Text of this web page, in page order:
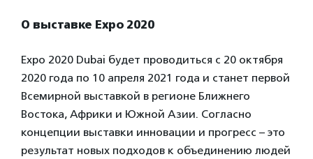
О выставке Expo 2020
Expo 2020 Dubai будет проводиться с 20 октября
2020 года по 10 апреля 2021 года и станет первой
Всемирной выставкой в регионе Ближнего
Востока, Африки и Южной Азии. Согласно
концепции выставки инновации и прогресс – это
результат новых подходов к объединению людей